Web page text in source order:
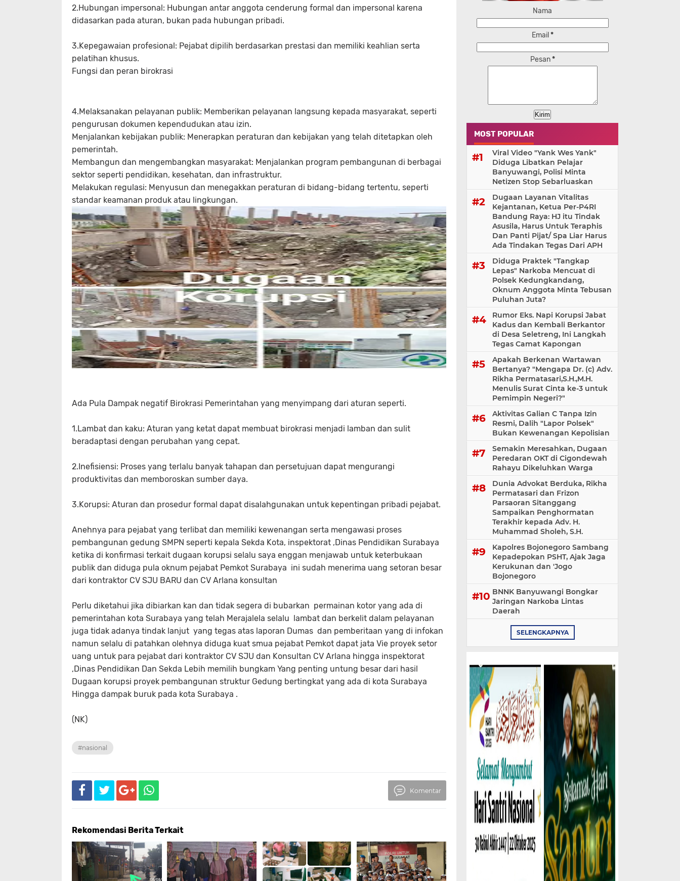
2.Hubungan impersonal: Hubungan antar anggota cenderung formal dan impersonal karena
didasarkan pada aturan, bukan pada hubungan pribadi.
3.Kepegawaian profesional: Pejabat dipilih berdasarkan prestasi dan memiliki keahlian serta
pelatihan khusus.
Fungsi dan peran birokrasi
4.Melaksanakan pelayanan publik: Memberikan pelayanan langsung kepada masyarakat, seperti
pengurusan dokumen kependudukan atau izin.
Menjalankan kebijakan publik: Menerapkan peraturan dan kebijakan yang telah ditetapkan oleh
pemerintah.
Membangun dan mengembangkan masyarakat: Menjalankan program pembangunan di berbagai
sektor seperti pendidikan, kesehatan, dan infrastruktur.
Melakukan regulasi: Menyusun dan menegakkan peraturan di bidang-bidang tertentu, seperti
standar keamanan produk atau lingkungan.
Ada Pula Dampak negatif Birokrasi Pemerintahan yang menyimpang dari aturan seperti.
1.Lambat dan kaku: Aturan yang ketat dapat membuat birokrasi menjadi lamban dan sulit
beradaptasi dengan perubahan yang cepat.
2.Inefisiensi: Proses yang terlalu banyak tahapan dan persetujuan dapat mengurangi
produktivitas dan memboroskan sumber daya.
3.Korupsi: Aturan dan prosedur formal dapat disalahgunakan untuk kepentingan pribadi pejabat.
Anehnya para pejabat yang terlibat dan memiliki kewenangan serta mengawasi proses
pembangunan gedung SMPN seperti kepala Sekda Kota, inspektorat ,Dinas Pendidikan Surabaya
ketika di konfirmasi terkait dugaan korupsi selalu saya enggan menjawab untuk keterbukaan
publik dan diduga pula oknum pejabat Pemkot Surabaya ini sudah menerima uang setoran besar
dari kontraktor CV SJU BARU dan CV Arlana konsultan
Perlu diketahui jika dibiarkan kan dan tidak segera di bubarkan permainan kotor yang ada di
pemerintahan kota Surabaya yang telah Merajalela selalu lambat dan berkelit dalam pelayanan
juga tidak adanya tindak lanjut yang tegas atas laporan Dumas dan pemberitaan yang di infokan
namun selalu di patahkan olehnya diduga kuat smua pejabat Pemkot dapat jata Vie proyek setor
uang untuk para pejabat dari kontraktor CV SJU dan Konsultan CV Arlana hingga inspektorat
,Dinas Pendidikan Dan Sekda Lebih memilih bungkam Yang penting untung besar dari hasil
Dugaan korupsi proyek pembangunan struktur Gedung bertingkat yang ada di kota Surabaya
Hingga dampak buruk pada kota Surabaya .
(NK)
#nasional
Komentar
Rekomendasi Berita Terkait
Nama
Email *
Pesan*
MOST POPULAR
Viral Video "Yank Wes Yank"
Diduga Libatkan Pelajar
Banyuwangi, Polisi Minta
Netizen Stop Sebarluaskan
Dugaan Layanan Vitalitas
Kejantanan, Ketua Per-P4RI
Bandung Raya: HJ itu Tindak
Asusila, Harus Untuk Teraphis
Dan Panti Pijat/ Spa Liar Harus
Ada Tindakan Tegas Dari APH
Diduga Praktek "Tangkap
Lepas" Narkoba Mencuat di
Polsek Kedungkandang,
Oknum Anggota Minta Tebusan
Puluhan Juta?
Rumor Eks. Napi Korupsi Jabat
Kadus dan Kembali Berkantor
di Desa Seletreng, Ini Langkah
Tegas Camat Kapongan
Apakah Berkenan Wartawan
Bertanya? "Mengapa Dr. (c) Adv.
Rikha Permatasari,S.H.,M.H.
Menulis Surat Cinta ke-3 untuk
Pemimpin Negeri?"
Aktivitas Galian C Tanpa Izin
Resmi, Dalih "Lapor Polsek"
Bukan Kewenangan Kepolisian
Semakin Meresahkan, Dugaan
Peredaran OKT di Cigondewah
Rahayu Dikeluhkan Warga
Dunia Advokat Berduka, Rikha
Permatasari dan Frizon
Parsaoran Sitanggang
Sampaikan Penghormatan
Terakhir kepada Adv. H.
Muhammad Sholeh, S.H.
Kapolres Bojonegoro Sambang
Kepadepokan PSHT, Ajak Jaga
Kerukunan dan 'Jogo
Bojonegoro
BNNK Banyuwangi Bongkar
Jaringan Narkoba Lintas
Daerah
SELENGKAPNYA